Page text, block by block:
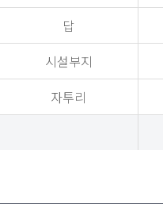
답
시설부지
자투리